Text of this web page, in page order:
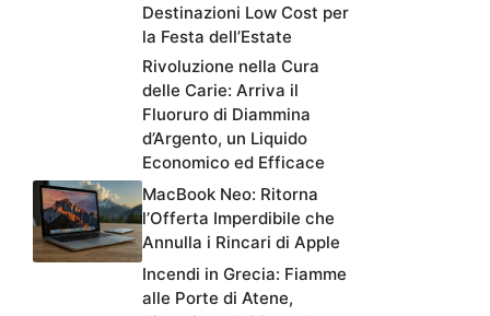
Destinazioni Low Cost per
la Festa dell’Estate
Rivoluzione nella Cura
delle Carie: Arriva il
Fluoruro di Diammina
d’Argento, un Liquido
Economico ed Efficace
MacBook Neo: Ritorna
l’Offerta Imperdibile che
Annulla i Rincari di Apple
Incendi in Grecia: Fiamme
alle Porte di Atene,